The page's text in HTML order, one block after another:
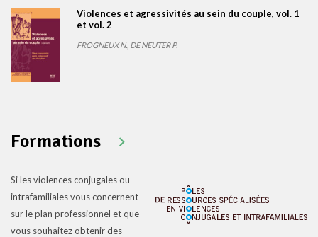
Violences et agressivités au sein du couple, vol. 1
et vol. 2
FROGNEUX N., DE NEUTER P.
Formations
Si les violences conjugales ou
intrafamiliales vous concernent
sur le plan professionnel et que
vous souhaitez obtenir des